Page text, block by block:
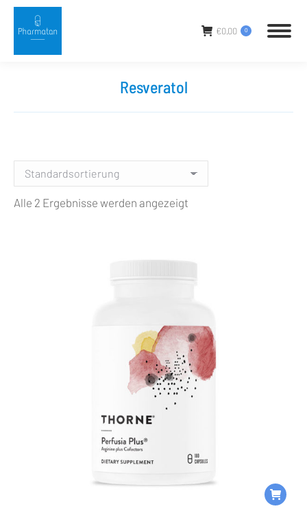
€0,00 0
Resveratol
Alle 2 Ergebnisse werden angezeigt